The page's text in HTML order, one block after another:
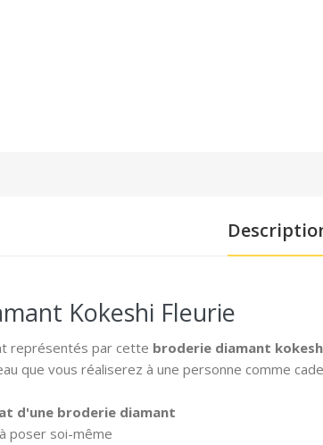
Kokeshi Fleurie
représentés par cette broderie diamant
que vous réaliserez à une personne comme
d'une broderie diamant
poser soi-même